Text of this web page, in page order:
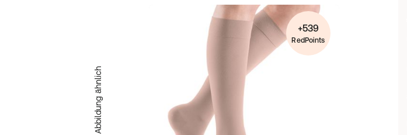
Abbildung ähnlich
+539
RedPoints